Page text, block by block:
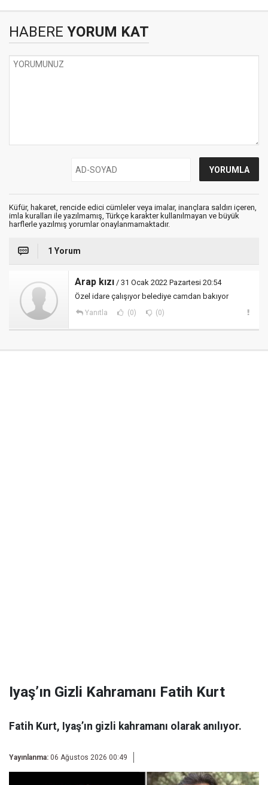
HABERE YORUM KAT
Küfür, hakaret, rencide edici cümleler veya imalar, inançlara saldırı içeren,
imla kuralları ile yazılmamış, Türkçe karakter kullanılmayan ve büyük
harflerle yazılmış yorumlar onaylanmamaktadır.
1 Yorum
Arap kızı / 31 Ocak 2022 Pazartesi 20:54
Özel idare çalışıyor belediye camdan bakıyor
Yanıtla (0) (0)
Iyaş’ın Gizli Kahramanı Fatih Kurt
Fatih Kurt, Iyaş’ın gizli kahramanı olarak anılıyor.
Yayınlanma: 06 Ağustos 2026 00:49